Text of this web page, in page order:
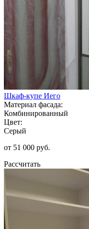
Шкаф-купе Иего
Материал фасада:
Комбинированный
Цвет:
Серый
от 51 000 руб.
Рассчитать